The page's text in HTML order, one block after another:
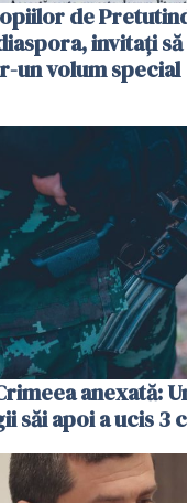
de
invitați
un volum special
anexată:
săi apoi a ucis 3